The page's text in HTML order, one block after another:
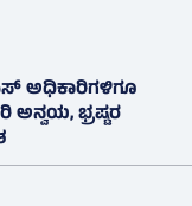
ಅಧಿಕಾರಿಗಳಿಗೂ
ಭ್ರಷ್ಟರ